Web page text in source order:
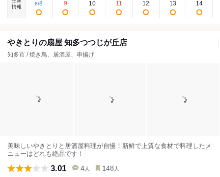
情報
8/8 9 10 11 12 13 14
やきとりの扇屋 知多つつじが丘店
知多市 / 焼き鳥、居酒屋、串揚げ
美味しいやきとりと居酒屋料理が自慢！新鮮で上質な食材で料理したメ
ニューはどれも絶品です！
3.01 4 人 148 人